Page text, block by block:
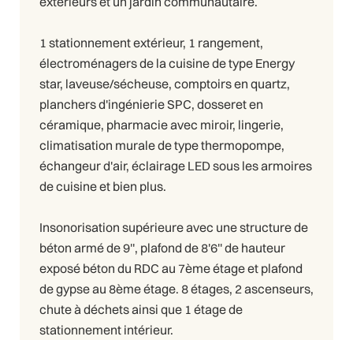
1 stationnement extérieur, 1 rangement,
électroménagers de la cuisine de type Energy
star, laveuse/sécheuse, comptoirs en quartz,
planchers d'ingénierie SPC, dosseret en
céramique, pharmacie avec miroir, lingerie,
climatisation murale de type thermopompe,
échangeur d'air, éclairage LED sous les armoires
de cuisine et bien plus.
Insonorisation supérieure avec une structure de
béton armé de 9'', plafond de 8'6'' de hauteur
exposé béton du RDC au 7ème étage et plafond
de gypse au 8ème étage. 8 étages, 2 ascenseurs,
chute à déchets ainsi que 1 étage de
stationnement intérieur.